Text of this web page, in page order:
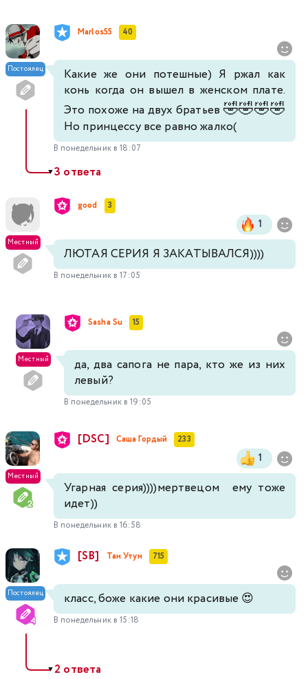
Постоялец
Marlos55 40
Какие же они потешные) Я ржал как
конь когда он вышел в женском плате.
Это похоже на двух братьев 🤣🤣🤣🤣
Но принцессу все равно жалко(
В понедельник в 18:07
▼3 ответа
Местный
good 3
1
ЛЮТАЯ СЕРИЯ Я ЗАКАТЫВАЛСЯ))))
В понедельник в 17:05
Местный
Sasha Su 15
да, два сапога не пара, кто же из них
левый?
В понедельник в 19:05
Местный
[DSC] Саша Гордый 233
1
Угарная серия))))мертвецом ему тоже
идет))
В понедельник в 16:58
Постоялец
[SB] Тан Утун 715
класс, боже какие они красивые 😍
В понедельник в 15:18
▼2 ответа